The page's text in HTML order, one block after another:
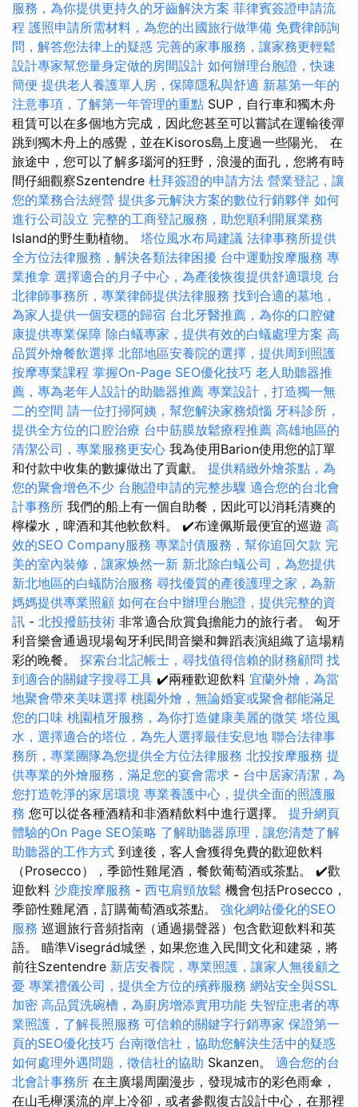
服務，為你提供更持久的牙齒解決方案 菲律賓簽證申請流
程 護照申請所需材料，為您的出國旅行做準備 免費律師詢
問，解答您法律上的疑惑 完善的家事服務，讓家務更輕鬆
設計專家幫您量身定做的房間設計 如何辦理台胞證，快速
簡便 提供老人養護單人房，保障隱私與舒適 新墓第一年的
注意事項，了解第一年管理的重點 SUP，自行車和獨木舟
租賃可以在多個地方完成，因此您甚至可以嘗試在運輸後彈
跳到獨木舟上的感覺，並在Kisoros島上度過一些陽光。 在
旅途中，您可以了解多瑙河的狂野，浪漫的面孔，您將有時
間仔細觀察Szentendre 杜拜簽證的申請方法 營業登記，讓
您的業務合法經營 提供多元解決方案的數位行銷夥伴 如何
進行公司設立 完整的工商登記服務，助您順利開展業務
Island的野生動植物。 塔位風水布局建議 法律事務所提供
全方位法律服務，解決各類法律困擾 台中運動按摩服務 專
業推拿 選擇適合的月子中心，為產後恢復提供舒適環境 台
北律師事務所，專業律師提供法律服務 找到合適的墓地，
為家人提供一個安穩的歸宿 台北牙醫推薦，為你的口腔健
康提供專業保障 除白蟻專家，提供有效的白蟻處理方案 高
品質外燴餐飲選擇 北部地區安養院的選擇，提供周到照護
按摩專業課程 掌握On-Page SEO優化技巧 老人助聽器推
薦，專為老年人設計的助聽器推薦 專業設計，打造獨一無
二的空間 請一位打掃阿姨，幫您解決家務煩惱 牙科診所，
提供全方位的口腔治療 台中筋膜放鬆療程推薦 高雄地區的
清潔公司，專業服務更安心 我為使用Barion使用您的訂單
和付款中收集的數據做出了貢獻。 提供精緻外燴茶點，為
您的聚會增色不少 台胞證申請的完整步驟 適合您的台北會
計事務所 我們的船上有一個自助餐，因此可以消耗清爽的
檸檬水，啤酒和其他軟飲料。 ✔️布達佩斯最便宜的巡遊 高
效的SEO Company服務 專業討債服務，幫你追回欠款 完
美的室內裝修，讓家焕然一新 新北除白蟻公司，為您提供
新北地區的白蟻防治服務 尋找優質的產後護理之家，為新
媽媽提供專業照顧 如何在台中辦理台胞證，提供完整的資
訊 - 北投撥筋技術 非常適合欣賞負擔能力的旅行者。 匈牙
利音樂會通過現場匈牙利民間音樂和舞蹈表演組織了這場精
彩的晚餐。 探索台北記帳士，尋找值得信賴的財務顧問 找
到適合的關鍵字搜尋工具 ✔️兩種歡迎飲料 宜蘭外燴，為當
地聚會帶來美味選擇 桃園外燴，無論婚宴或聚會都能滿足
您的口味 桃園植牙服務，為你打造健康美麗的微笑 塔位風
水，選擇適合的塔位，為先人選擇最佳安息地 聯合法律事
務所，專業團隊為您提供全方位法律服務 北投按摩服務 提
供專業的外燴服務，滿足您的宴會需求 - 台中居家清潔，為
您打造乾淨的家居環境 專業養護中心，提供全面的照護服
務 您可以從各種酒精和非酒精飲料中進行選擇。 提升網頁
體驗的On Page SEO策略 了解助聽器原理，讓您清楚了解
助聽器的工作方式 到達後，客人會獲得免費的歡迎飲料
（Prosecco），季節性雞尾酒，餐飲葡萄酒或茶點。 ✔️歡
迎飲料 沙鹿按摩服務 - 西屯肩頸放鬆 機會包括Prosecco，
季節性雞尾酒，訂購葡萄酒或茶點。 強化網站優化的SEO
服務 巡迴旅行音頻指南（通過揚聲器）包含歡迎飲料和英
語。 瞄準Visegrád城堡，如果您進入民間文化和建築，將
前往Szentendre 新店安養院，專業照護，讓家人無後顧之
憂 專業禮儀公司，提供全方位的殯葬服務 網站安全與SSL
加密 高品質洗碗槽，為廚房增添實用功能 失智症患者的專
業照護，了解長照服務 可信賴的關鍵字行銷專家 保證第一
頁的SEO優化技巧 台南徵信社，協助您解決生活中的疑惑
如何處理外遇問題，徵信社的協助 Skanzen。 適合您的台
北會計事務所 在主廣場周圍漫步，發現城市的彩色雨傘，
在山毛櫸溪流的岸上冷卻，或者參觀復古設計中心，在那裡